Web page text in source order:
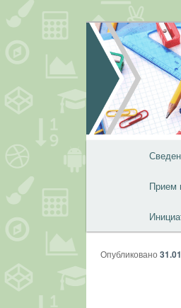
Перейти
к
основному
содержимому
Прием
Опубликовано